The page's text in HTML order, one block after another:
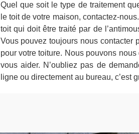
Quel que soit le type de traitement
le toit de votre maison, contactez-
toit qui doit être traité par de
Vous pouvez toujours nous contacter
pour votre toiture. Nous pouvons
vous aider. N’oubliez pas de
ligne ou directement au bureau, c’est